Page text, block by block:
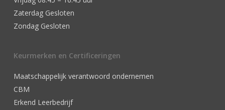
Zaterdag Gesloten
Zondag Gesloten
Keurmerken en Certificeringen
Maatschappelijk verantwoord ondernemen
CBM
Erkend Leerbedrijf